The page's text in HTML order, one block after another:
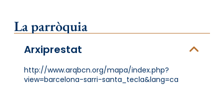
La parròquia
Arxiprestat
http://www.arqbcn.org/mapa/index.php?
view=barcelona-sarri-santa_tecla&lang=ca